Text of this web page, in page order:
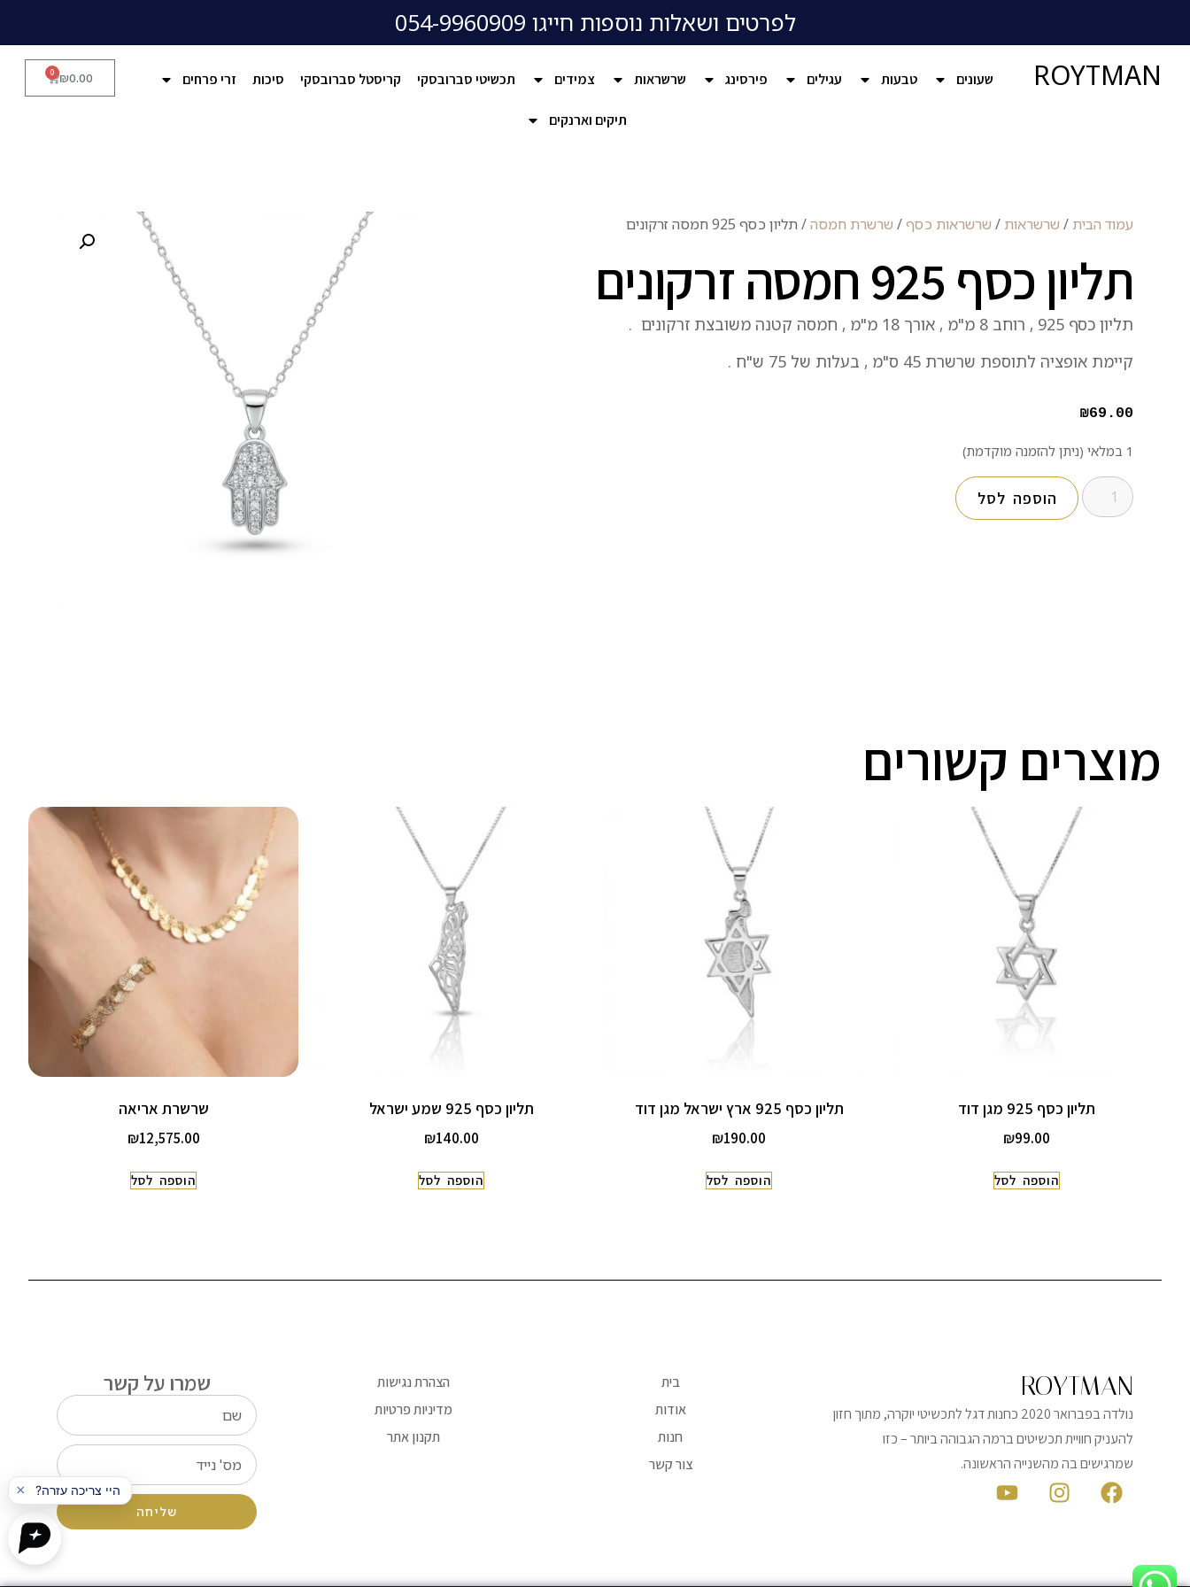
לפרטים ושאלות נוספות חייגו 054-9960909
ROYTMAN שעונים טבעות עגילים פירסינג שרשראות צמידים תכשיטי סברובסקי קריסטל סברובסקי סיכות זרי פרחים
תיקים וארנקים
₪0.00
0
עמוד הבית / שרשראות / שרשראות כסף/ שרשרת חמסה/ תליון כסף 925 חמסה זרקונים
תליון כסף 925 חמסה זרקונים
תליון כסף 925 , רוחב 8 מ"מ , אורך 18 מ"מ , חמסה קטנה משובצת זרקונים .
קיימת אופציה לתוספת שרשרת 45 ס"מ , בעלות של 75 ש"ח .
₪69.00
1 במלאי (ניתן להזמנה מוקדמת)
הוספה לסל
מוצרים קשורים
תליון כסף 925 מגן דוד
₪99.00
הוספה לסל
תליון כסף 925 ארץ ישראל מגן דוד
₪190.00
הוספה לסל
תליון כסף 925 שמע ישראל
₪140.00
הוספה לסל
שרשרת אריאה
₪12,575.00
הוספה לסל
ROYTMAN
נולדה בפברואר 2020 כחנות דגל לתכשיטי יוקרה, מתוך חזון
להעניק חוויית תכשיטים ברמה הגבוהה ביותר – כזו
שמרגישים בה מהשנייה הראשונה.
בית
אודות
חנות
צור קשר
הצהרת נגישות
מדיניות פרטיות
תקנון אתר
שמרו על קשר
שליחה